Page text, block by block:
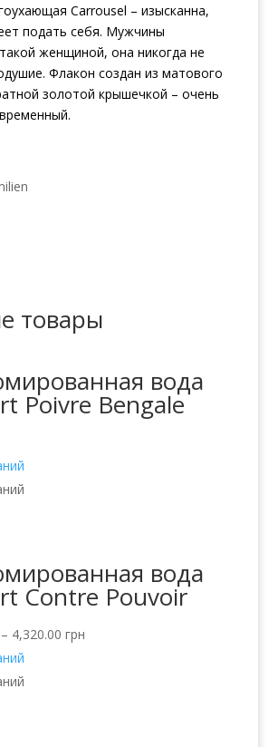
Carrousel – изысканна,
подать себя. Мужчины
женщиной, она никогда не
Флакон создан из матового
золотой крышечкой – очень
товары
вода
Poivre Bengale
вода
Contre Pouvoir
– 4,320.00 грн